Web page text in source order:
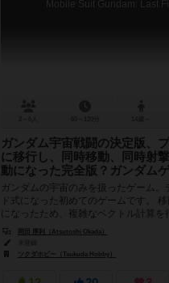
Mobile Suit Gundam: Last
ガンダム宇宙戦闘の決定版、
に移行し、同時移動、同時射
動になった完全版？ガンダム
ガンダムの宇宙のみを扱ったゲーム。
ド式になった初めてのゲームです。
になったため、複雑なベクトル計算を
ならず、射撃も過去とは決別したか...
岡田 厚利（Atsutoshi Okada）
ツクダホビー（Tsukuda Hobby）